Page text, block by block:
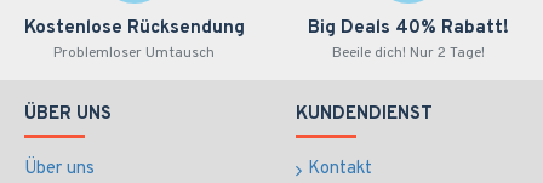
Kostenlose Rücksendung
Problemloser Umtausch
Big Deals 40% Rabatt!
Beeile dich! Nur 2 Tage!
ÜBER UNS
Über uns
KUNDENDIENST
Kontakt